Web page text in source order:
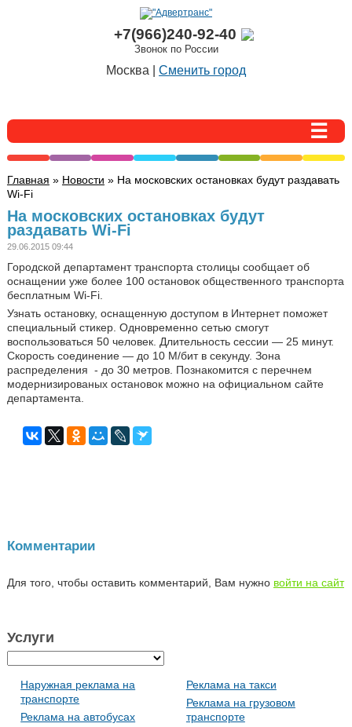
+7(966)240-92-40
Звонок по России
Москва | Сменить город
Главная » Новости » На московских остановках будут раздавать
Wi-Fi
На московских остановках будут
раздавать Wi-Fi
29.06.2015 09:44
Городской департамент транспорта столицы сообщает об
оснащении уже более 100 остановок общественного транспорта
бесплатным Wi-Fi.
Узнать остановку, оснащенную доступом в Интернет поможет
специальный стикер. Одновременно сетью смогут
воспользоваться 50 человек. Длительность сессии — 25 минут.
Скорость соединение — до 10 М/бит в секунду. Зона
распределения - до 30 метров. Познакомится с перечнем
модернизированых остановок можно на официальном сайте
департамента.
Комментарии
Для того, чтобы оставить комментарий, Вам нужно войти на сайт
Услуги
Наружная реклама на
транспорте
Реклама на автобусах
Реклама на такси
Реклама на грузовом
транспорте